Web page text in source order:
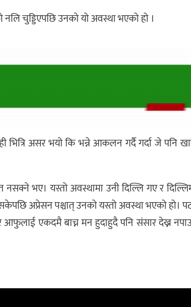
चुड्डिएपछि उनको यो अवस्था भएको हो ।
असर भयो कि भन्ने आकलन गर्दै गर्दा जे पनि
भए। यस्तो अवस्थामा उनी दिल्लि गए र
अप्रेसन पश्चात् उनको यस्तो अवस्था भएको
एकदमै बाच्न मन हुदाहुदै पनि संसार देख्न